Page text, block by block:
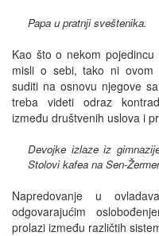
Papa u pratnji sveštenika.
Kao što o nekom
misli o sebi, tako ni ovom
suditi na osnovu njegove
treba videti odraz
između društvenih uslova i
Devojke izlaze iz
Stolovi kafea na Sen-
Napredovanje u
odgovarajućim
prolazi između različtih